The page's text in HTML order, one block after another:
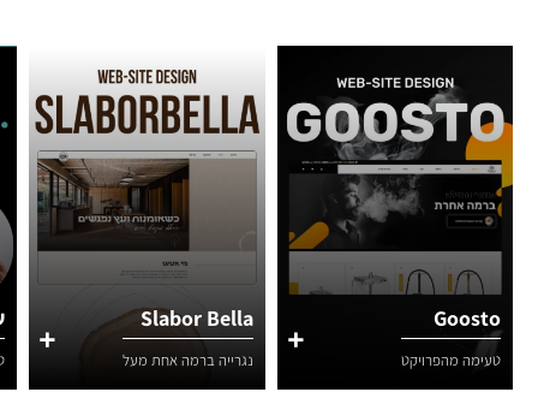
Goosto
טעימה מהפרויקט
Slabor Bella
נגרייה ברמה אחת מעל